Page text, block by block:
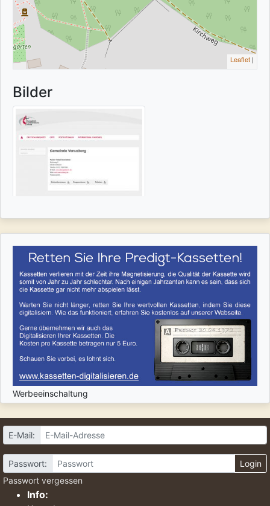
Leaflet |
Bilder
Werbeeinschaltung
E-Mail:
Passwort:
Login
Passwort vergessen
Info: